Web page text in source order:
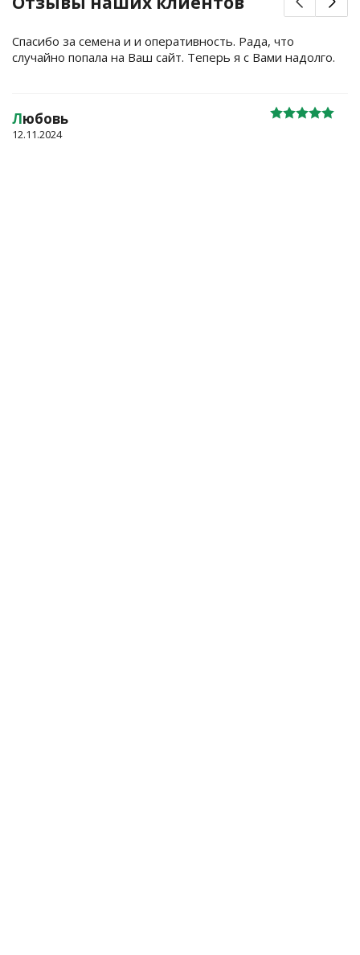
Спасибо за семена и и оперативность. Рада, что
случайно попала на Ваш сайт. Теперь я с Вами надолго.
Любовь
12.11.2024